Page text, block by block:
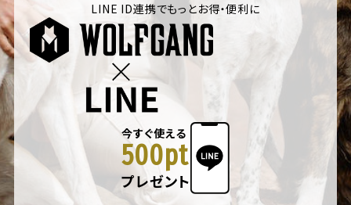
LINE ID連携でもっとお得・便利に
今すぐ使える
500pt
プレゼント